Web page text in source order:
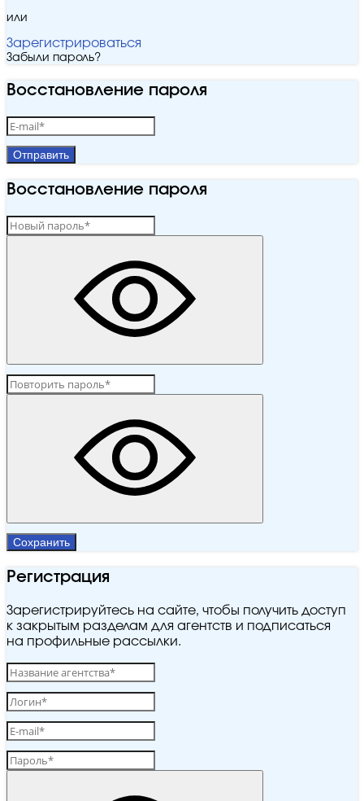
или
Зарегистрироваться
Забыли пароль?
Восстановление пароля
Отправить
Восстановление пароля
Сохранить
Регистрация
Зарегистрируйтесь на сайте, чтобы получить доступ
к закрытым разделам для агентств и подписаться
на профильные рассылки.